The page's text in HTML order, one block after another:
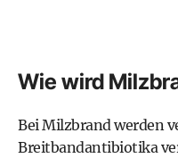
Wie wird
Bei Milzbrand werden
Breitbandantibiotika